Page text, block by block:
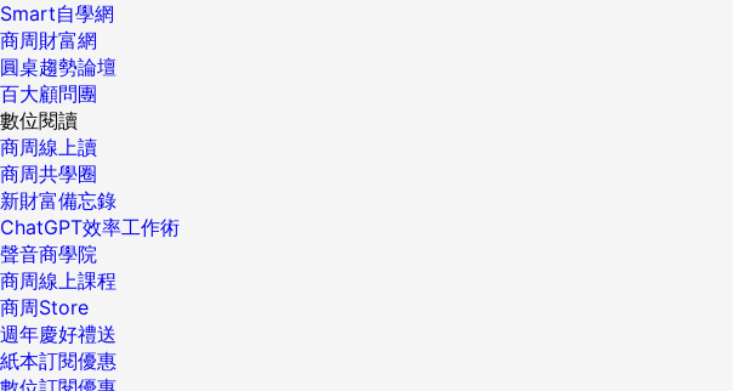
Smart自學網
商周財富網
圓桌趨勢論壇
百大顧問團
數位閱讀
商周線上讀
商周共學圈
新財富備忘錄
ChatGPT效率工作術
聲音商學院
商周線上課程
商周Store
週年慶好禮送
紙本訂閱優惠